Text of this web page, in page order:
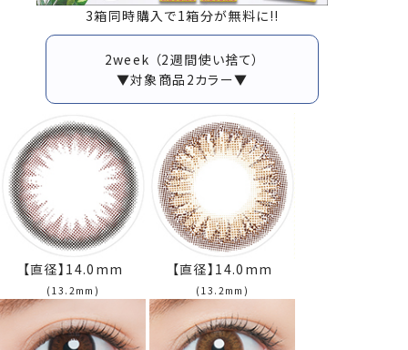
3箱同時購入で1箱分が無料に!!
2week （2週間使い捨て）
▼対象商品2カラー▼
【直径】14.0mm
(13.2mm)
【直径】14.0mm
(13.2mm)